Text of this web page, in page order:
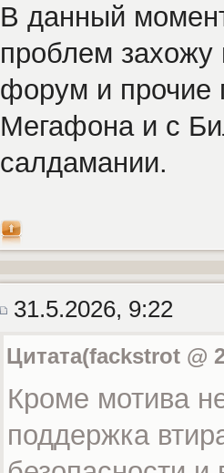
В данный
проблем захожу
форум и прочие
Мегафона и с
салдамании.
31.5.2026, 9:22
Цитата(fackstrot @
Кроме мотива
поддержка